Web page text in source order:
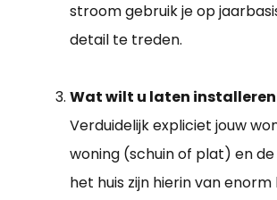
stroom gebruik je op
detail te treden.
Wat wilt u laten
Verduidelijk expliciet jouw
woning (schuin of plat) en
het huis zijn hierin van